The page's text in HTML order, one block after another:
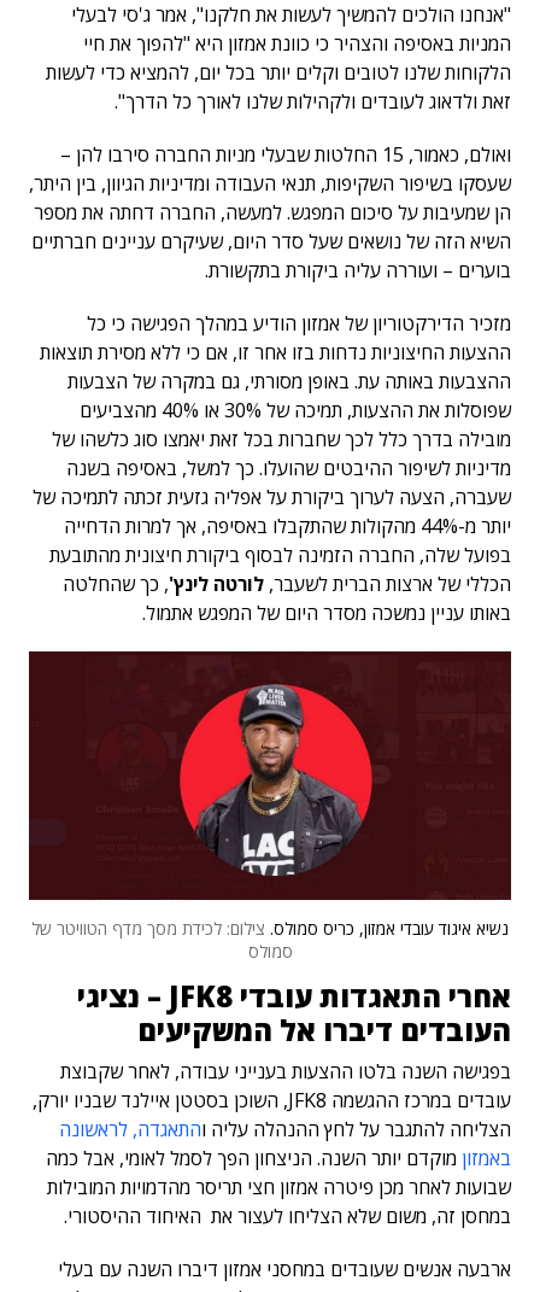
"אנחנו הולכים להמשיך לעשות את חלקנו", אמר ג'סי לבעלי
המניות באסיפה והצהיר כי כוונת אמזון היא "להפוך את חיי
הלקוחות שלנו לטובים וקלים יותר בכל יום, להמציא כדי לעשות
זאת ולדאוג לעובדים ולקהילות שלנו לאורך כל הדרך".
ואולם, כאמור, 15 החלטות שבעלי מניות החברה סירבו להן –
שעסקו בשיפור השקיפות, תנאי העבודה ומדיניות הגיוון, בין היתר,
הן שמעיבות על סיכום המפגש. למעשה, החברה דחתה את מספר
השיא הזה של נושאים שעל סדר היום, שעיקרם עניינים חברתיים
בוערים – ועוררה עליה ביקורת בתקשורת.
מזכיר הדירקטוריון של אמזון הודיע ​​במהלך הפגישה כי כל
ההצעות החיצוניות נדחות בזו אחר זו, אם כי ללא מסירת תוצאות
ההצבעות באותה עת. באופן מסורתי, גם במקרה של הצבעות
שפוסלות את ההצעות, תמיכה של 30% או 40% מהצביעים
מובילה בדרך כלל לכך שחברות בכל זאת יאמצו סוג כלשהו של
מדיניות לשיפור ההיבטים שהועלו. כך למשל, באסיפה בשנה
שעברה, הצעה לערוך ביקורת על אפליה גזעית זכתה לתמיכה של
יותר מ-44% מהקולות שהתקבלו באסיפה, אך למרות הדחייה
בפועל שלה, החברה הזמינה לבסוף ביקורת חיצונית מהתובעת
הכללי של ארצות הברית לשעבר, לורטה לינץ', כך שהחלטה
באותו עניין נמשכה מסדר היום של המפגש אתמול.
נשיא איגוד עובדי אמזון, כריס סמולס. צילום: לכידת מסך מדף הטוויטר של
סמולס
אחרי התאגדות עובדי JFK8 – נציגי
העובדים דיברו אל המשקיעים
בפגישה השנה בלטו ההצעות בענייני עבודה, לאחר שקבוצת
עובדים במרכז ההגשמה JFK8, השוכן בסטטן איילנד שבניו יורק,
הצליחה להתגבר על לחץ ההנהלה עליה והתאגדה, לראשונה
באמזון מוקדם יותר השנה. הניצחון הפך לסמל לאומי, אבל כמה
שבועות לאחר מכן פיטרה אמזון חצי תריסר מהדמויות המובילות
במחסן זה, משום שלא הצליחו לעצור את האיחוד ההיסטורי.
ארבעה אנשים שעובדים במחסני אמזון דיברו השנה עם בעלי